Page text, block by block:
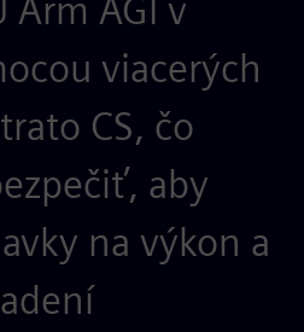
Arm AGI v
viacerých
CS, čo
aby
na výkon a